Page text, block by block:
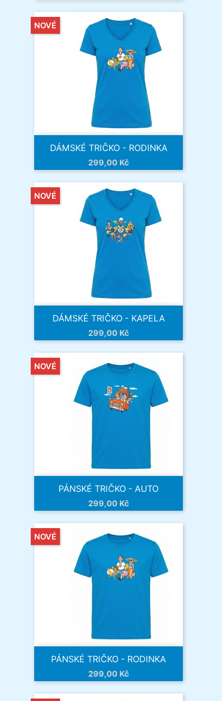
DÁMSKÉ TRIČKO - RODINKA
Cena
299,00 Kč
NOVÉ
DÁMSKÉ TRIČKO - KAPELA
Cena
299,00 Kč
NOVÉ
PÁNSKÉ TRIČKO - AUTO
Cena
299,00 Kč
NOVÉ
PÁNSKÉ TRIČKO - RODINKA
Cena
299,00 Kč
NOVÉ